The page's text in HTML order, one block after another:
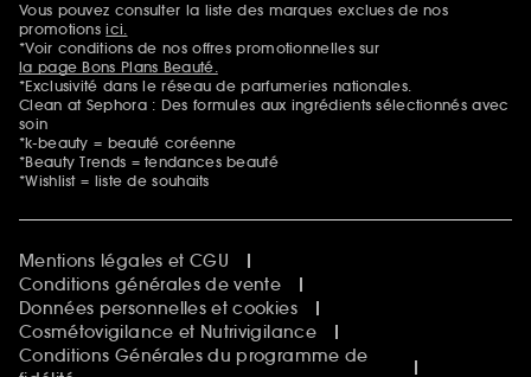
Mentions additionnelles
Vous pouvez consulter la liste des marques exclues de nos
promotionsici.
*Voir conditions de nos offres promotionnelles sur
la page Bons Plans Beauté.
*Exclusivité dans le réseau de parfumeries nationales.
Clean at Sephora : Des formules aux ingrédients sélectionnés avec
soin
*k-beauty = beauté coréenne
*Beauty Trends = tendances beauté
*Wishlist = liste de souhaits
Mentions légales et CGU
Conditions générales de vente
Données personnelles et cookies
Cosmétovigilance et Nutrivigilance
Conditions Générales du programme de